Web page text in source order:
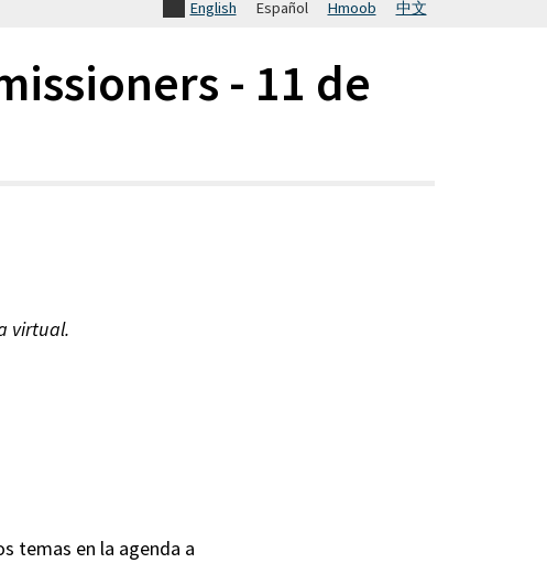
English Español Hmoob 中文
- 11 de
virtual.
temas en la agenda a